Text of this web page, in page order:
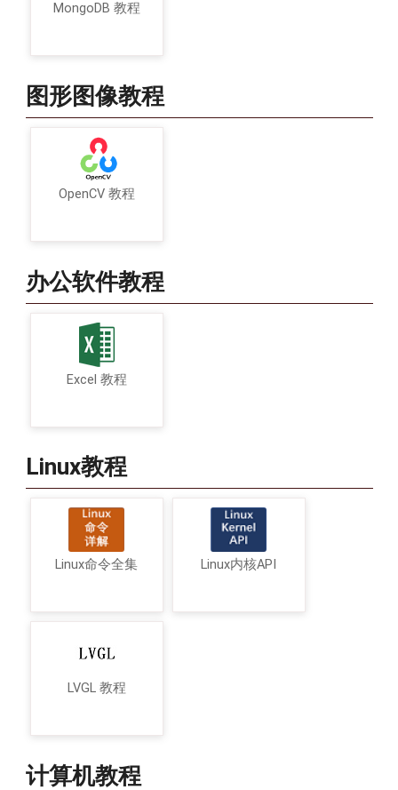
MongoDB 教程
图形图像教程
OpenCV 教程
办公软件教程
Excel 教程
Linux教程
Linux命令全集 Linux内核API
LVGL 教程
计算机教程